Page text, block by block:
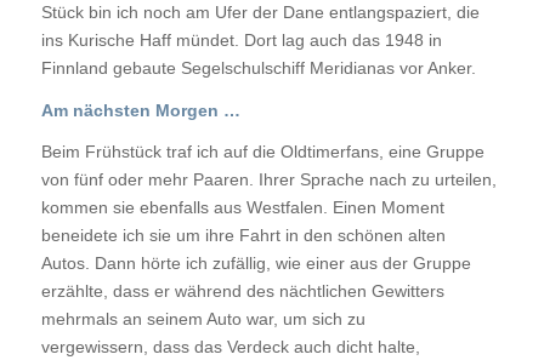
Stück bin ich noch am Ufer der Dane entlangspaziert, die
ins Kurische Haff mündet. Dort lag auch das 1948 in
Finnland gebaute Segelschulschiff Meridianas vor Anker.
Am nächsten Morgen …
Beim Frühstück traf ich auf die Oldtimerfans, eine Gruppe
von fünf oder mehr Paaren. Ihrer Sprache nach zu urteilen,
kommen sie ebenfalls aus Westfalen. Einen Moment
beneidete ich sie um ihre Fahrt in den schönen alten
Autos. Dann hörte ich zufällig, wie einer aus der Gruppe
erzählte, dass er während des nächtlichen Gewitters
mehrmals an seinem Auto war, um sich zu
vergewissern, dass das Verdeck auch dicht halte,